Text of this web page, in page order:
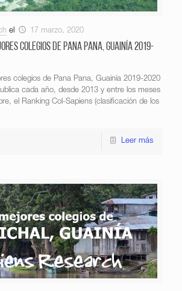
el 17 marzo, 2020
colegios de Pana Pana, Guainía 2019-
colegios de Pana Pana, Guainía 2019-2020
cada año, desde 2013 y entre los meses
el Ranking Col-Sapiens (clasificación de los
Leer más